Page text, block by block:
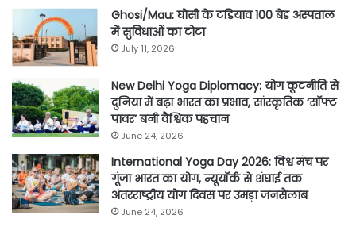
Ghosi/Mau: घोसी के टडियाव 100 बेड अस्पताल
में सुविधाओं का टोटा
July 11, 2026
New Delhi Yoga Diplomacy: योग कूटनीति से
दुनिया में बढ़ा भारत का प्रभाव, सांस्कृतिक ‘सॉफ्ट
पावर’ बनी वैश्विक पहचान
June 24, 2026
International Yoga Day 2026: विश्व मंच पर
गूंजा भारत का योग, न्यूयॉर्क से शंघाई तक
अंतरराष्ट्रीय योग दिवस पर उमड़ा जनसैलाब
June 24, 2026